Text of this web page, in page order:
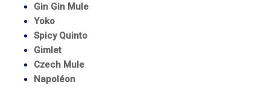
Gin Gin Mule
Yoko
Spicy Quinto
Gimlet
Czech Mule
Napoléon